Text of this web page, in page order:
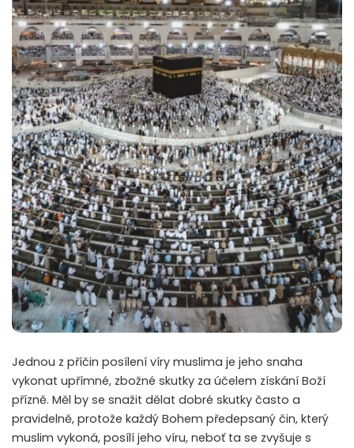
Jednou z příčin posílení víry muslima je jeho snaha
vykonat upřímné, zbožné skutky za účelem získání Boží
přízně. Měl by se snažit dělat dobré skutky často a
pravidelně, protože každý Bohem předepsaný čin, který
muslim vykoná, posílí jeho víru, neboť ta se zvyšuje s